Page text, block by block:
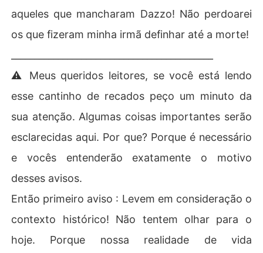
aqueles que mancharam Dazzo! Não perdoarei
os que fizeram minha irmã definhar até a morte!
⚠️ Meus queridos leitores, se você está lendo
esse cantinho de recados peço um minuto da
sua atenção. Algumas coisas importantes serão
esclarecidas aqui. Por que? Porque é necessário
e vocês entenderão exatamente o motivo
desses avisos.
Então primeiro aviso : Levem em consideração o
contexto histórico! Não tentem olhar para o
hoje. Porque nossa realidade de vida